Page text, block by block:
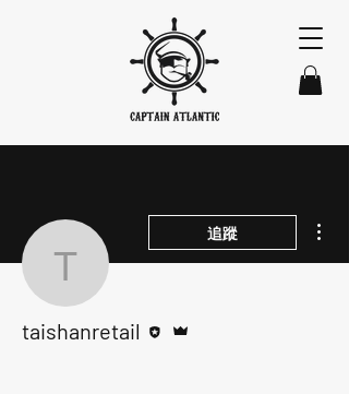
taishanretail
追蹤
taishanretail